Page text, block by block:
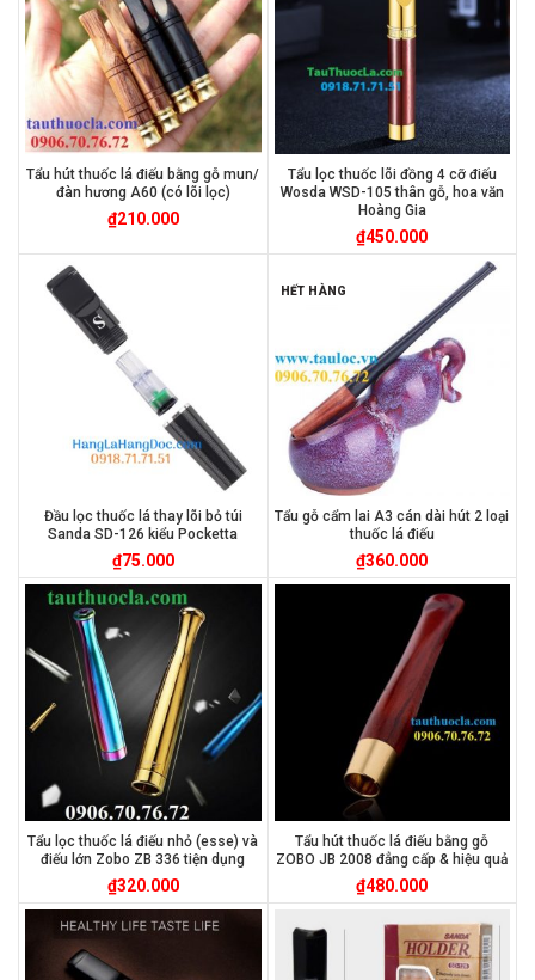
Tẩu hút thuốc lá điếu bằng gỗ mun/
đàn hương A60 (có lõi lọc)
₫210.000
Tẩu lọc thuốc lõi đồng 4 cỡ điếu
Wosda WSD-105 thân gỗ, hoa văn
Hoàng Gia
₫450.000
Đầu lọc thuốc lá thay lõi bỏ túi
Sanda SD-126 kiểu Pocketta
₫75.000
HẾT HÀNG
Tẩu gỗ cẩm lai A3 cán dài hút 2 loại
thuốc lá điếu
₫360.000
Tẩu lọc thuốc lá điếu nhỏ (esse) và
điếu lớn Zobo ZB 336 tiện dụng
₫320.000
Tẩu hút thuốc lá điếu bằng gỗ
ZOBO JB 2008 đẳng cấp & hiệu quả
₫480.000